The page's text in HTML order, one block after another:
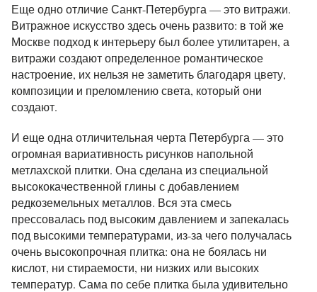
Еще одно отличие Санкт-Петербурга — это витражи.
Витражное искусство здесь очень развито: в той же
Москве подход к интерьеру был более утилитарен, а
витражи создают определенное романтическое
настроение, их нельзя не заметить благодаря цвету,
композиции и преломлению света, который они
создают.
И еще одна отличительная черта Петербурга — это
огромная вариативность рисунков напольной
метлахской плитки. Она сделана из специальной
высококачественной глины с добавлением
редкоземельных металлов. Вся эта смесь
прессовалась под высоким давлением и запекалась
под высокими температурами, из-за чего получалась
очень высокопрочная плитка: она не боялась ни
кислот, ни стираемости, ни низких или высоких
температур. Сама по себе плитка была удивительно